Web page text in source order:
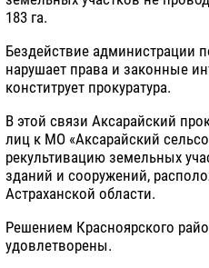
183 га.
Бездействие администрации
нарушает права и законные
конститрует прокуратура.
В этой связи Аксарайский
лиц к МО «Аксарайский
рекультивацию земельных
зданий и сооружений,
Астраханской области.
Решением Красноярского
удовлетворены.